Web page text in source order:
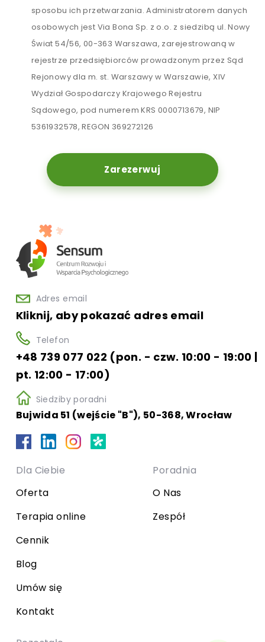
sposobu ich przetwarzania. Administratorem danych
osobowych jest Via Bona Sp. z o.o. z siedzibą ul. Nowy
Świat 54/56, 00-363 Warszawa, zarejestrowaną w
rejestrze przedsiębiorców prowadzonym przez Sąd
Rejonowy dla m. st. Warszawy w Warszawie, XIV
Wydział Gospodarczy Krajowego Rejestru
Sądowego, pod numerem KRS 0000713679, NIP
5361932578, REGON 369272126
Zarezerwuj
Adres email
Kliknij, aby pokazać adres email
Telefon
+48 739 077 022 (pon. - czw. 10:00 - 19:00 |
pt. 12:00 - 17:00)
Siedziby poradni
Bujwida 51 (wejście "B"), 50-368, Wrocław
Dla Ciebie
Oferta
Terapia online
Cennik
Blog
Umów się
Kontakt
Poradnia
O Nas
Zespół